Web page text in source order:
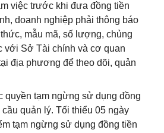
việc trước khi đưa đồng tiền
doanh nghiệp phải thông báo
mẫu mã, số lượng, chủng
với Sở Tài chính và cơ quan
địa phương để theo dõi, quản
quyền tạm ngừng sử dụng đồng
quản lý. Tối thiểu 05 ngày
tạm ngừng sử dụng đồng tiền